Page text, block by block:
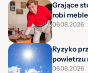
Grające
robi
06.08.2026
Ryzyko
powietrzu
06.08.2026